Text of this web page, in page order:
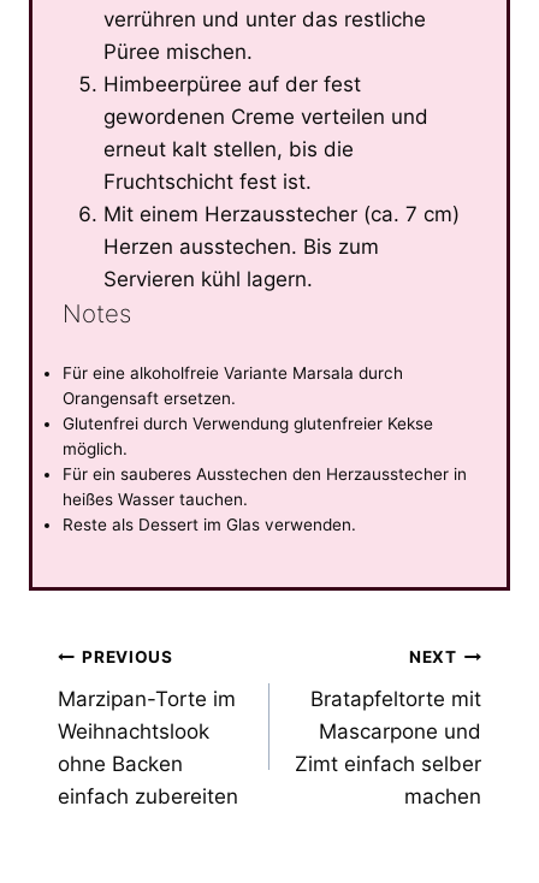
verrühren und unter das restliche
Püree mischen.
Himbeerpüree auf der fest
gewordenen Creme verteilen und
erneut kalt stellen, bis die
Fruchtschicht fest ist.
Mit einem Herzausstecher (ca. 7 cm)
Herzen ausstechen. Bis zum
Servieren kühl lagern.
Notes
Für eine alkoholfreie Variante Marsala durch
Orangensaft ersetzen.
Glutenfrei durch Verwendung glutenfreier Kekse
möglich.
Für ein sauberes Ausstechen den Herzausstecher in
heißes Wasser tauchen.
Reste als Dessert im Glas verwenden.
Post
navigation
PREVIOUS
Marzipan-Torte im
Weihnachtslook
ohne Backen
einfach zubereiten
NEXT
Bratapfeltorte mit
Mascarpone und
Zimt einfach selber
machen